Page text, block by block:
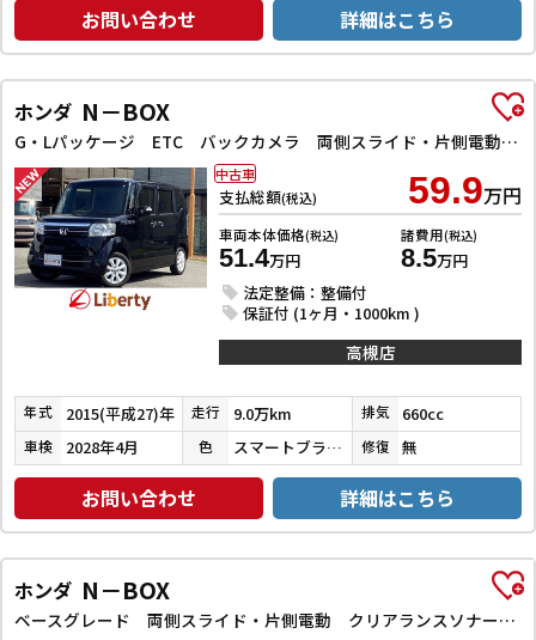
お問い合わせ 詳細はこちら
ホンダ N－BOX
G・Lパッケージ ETC バックカメラ 両側スライド・片側電動 ナビ TV スマートキー アイドリングストップ ベンチシート CVT 盗難防止システム ABS ESC CD DVD再生
支払総額(税込) 59.9万円
車両本体価格(税込)
51.4万円
諸費用(税込)
8.5万円
法定整備：整備付
保証付 (1ヶ月・1000km )
中古車
高槻店
年式 2015(平成27)年 走行 9.0万km 排気 660cc
車検 2028年4月 色 スマートブラック 修復 無
お問い合わせ 詳細はこちら
ホンダ N－BOX
ベースグレード 両側スライド・片側電動 クリアランスソナー オートクルーズコントロール レーンアシスト オートライト スマートキー アイドリングストップ 電動格納ミラー シートヒーター CVT ESC